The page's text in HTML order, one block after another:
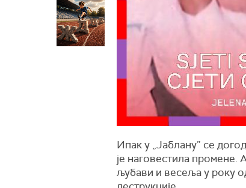
Ипак у „Јаблану” се
је наговестила промене.
љубави и весеља у року